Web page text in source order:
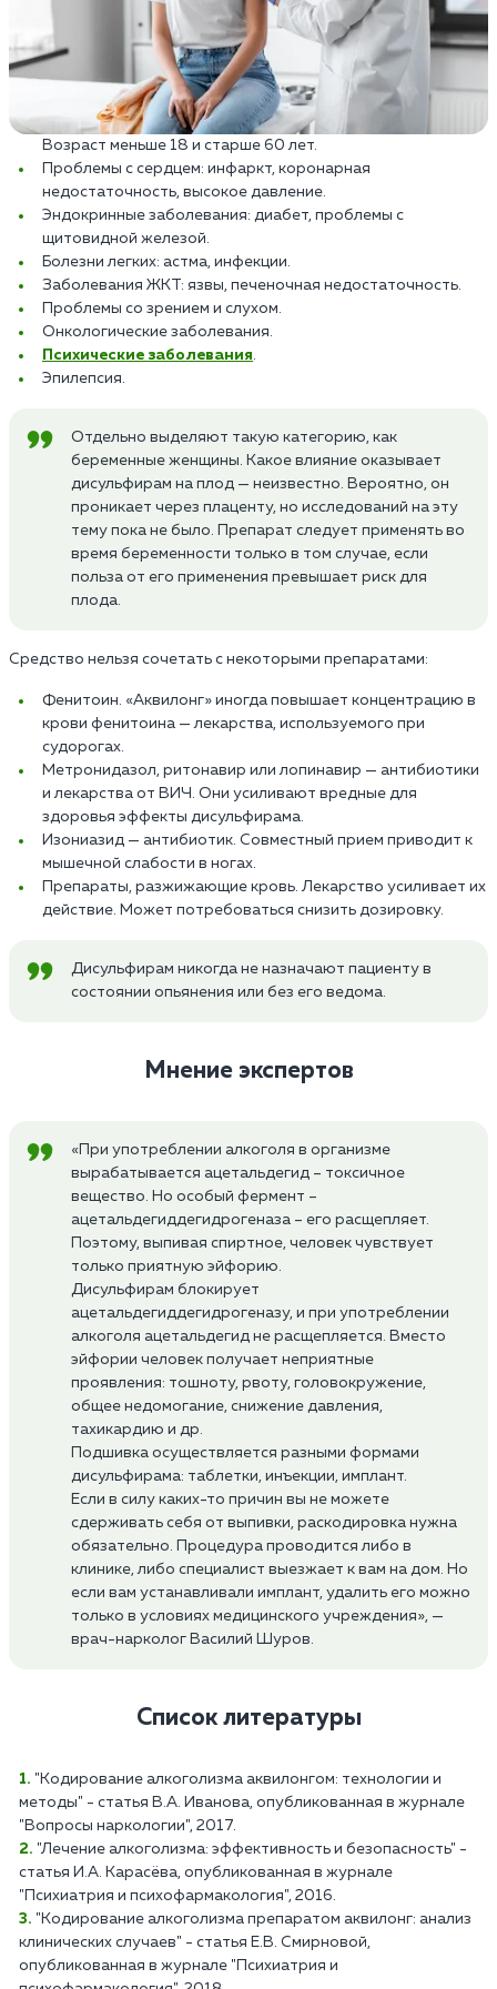
Возраст меньше 18 и старше 60 лет.
Проблемы с сердцем: инфаркт, коронарная
недостаточность, высокое давление.
Эндокринные заболевания: диабет, проблемы с
щитовидной железой.
Болезни легких: астма, инфекции.
Заболевания ЖКТ: язвы, печеночная недостаточность.
Проблемы со зрением и слухом.
Онкологические заболевания.
Психические заболевания
Эпилепсия.
Отдельно выделяют такую категорию, как
беременные женщины. Какое влияние оказывает
дисульфирам на плод — неизвестно. Вероятно, он
проникает через плаценту, но исследований на эту
тему пока не было. Препарат следует применять во
время беременности только в том случае, если
польза от его применения превышает риск для
плода.
Средство нельзя сочетать с некоторыми препаратами:
Фенитоин. «Аквилонг» иногда повышает концентрацию в
крови фенитоина — лекарства, используемого при
судорогах.
Метронидазол, ритонавир или лопинавир — антибиотики
и лекарства от ВИЧ. Они усиливают вредные для
здоровья эффекты дисульфирама.
Изониазид — антибиотик. Совместный прием приводит к
мышечной слабости в ногах.
Препараты, разжижающие кровь. Лекарство усиливает их
действие. Может потребоваться снизить дозировку.
Дисульфирам никогда не назначают пациенту в
состоянии опьянения или без его ведома.
Мнение экспертов
«При употреблении алкоголя в организме
вырабатывается ацетальдегид – токсичное
вещество. Но особый фермент –
ацетальдегиддегидрогеназа – его расщепляет.
Поэтому, выпивая спиртное, человек чувствует
только приятную эйфорию.
Дисульфирам блокирует
ацетальдегиддегидрогеназу, и при употреблении
алкоголя ацетальдегид не расщепляется. Вместо
эйфории человек получает неприятные
проявления: тошноту, рвоту, головокружение,
общее недомогание, снижение давления,
тахикардию и др.
Подшивка осуществляется разными формами
дисульфирама: таблетки, инъекции, имплант.
Если в силу каких-то причин вы не можете
сдерживать себя от выпивки, раскодировка нужна
обязательно. Процедура проводится либо в
клинике, либо специалист выезжает к вам на дом. Но
если вам устанавливали имплант, удалить его можно
только в условиях медицинского учреждения», —
врач-нарколог Василий Шуров.
Список литературы
"Кодирование алкоголизма аквилонгом: технологии и
методы" - статья В.А. Иванова, опубликованная в журнале
"Вопросы наркологии", 2017.
"Лечение алкоголизма: эффективность и безопасность" -
статья И.А. Карасёва, опубликованная в журнале
"Психиатрия и психофармакология", 2016.
"Кодирование алкоголизма препаратом аквилонг: анализ
клинических случаев" - статья Е.В. Смирновой,
опубликованная в журнале "Психиатрия и